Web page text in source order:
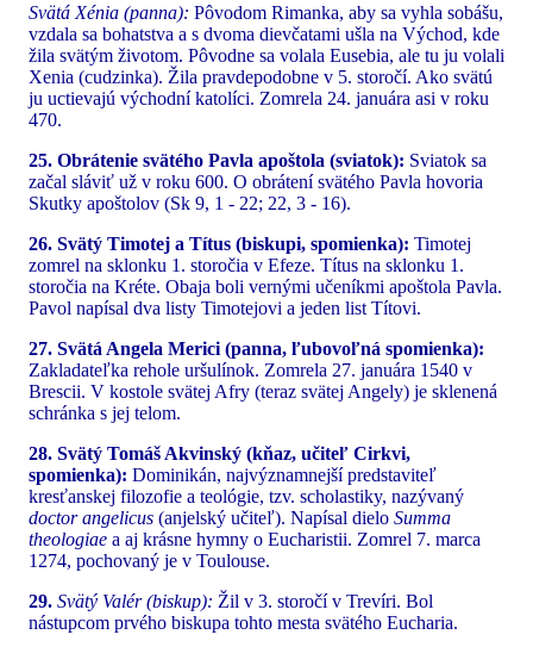
Svätá Xénia (panna): Pôvodom Rimanka, aby sa vyhla sobášu,
vzdala sa bohatstva a s dvoma dievčatami ušla na Východ, kde
žila svätým životom. Pôvodne sa volala Eusebia, ale tu ju volali
Xenia (cudzinka). Žila pravdepodobne v 5. storočí. Ako svätú
ju uctievajú východní katolíci. Zomrela 24. januára asi v roku
470.
25. Obrátenie svätého Pavla apoštola (sviatok): Sviatok sa
začal sláviť už v roku 600. O obrátení svätého Pavla hovoria
Skutky apoštolov (Sk 9, 1 - 22; 22, 3 - 16).
26. Svätý Timotej a Títus (biskupi, spomienka): Timotej
zomrel na sklonku 1. storočia v Efeze. Títus na sklonku 1.
storočia na Kréte. Obaja boli vernými učeníkmi apoštola Pavla.
Pavol napísal dva listy Timotejovi a jeden list Títovi.
27. Svätá Angela Merici (panna, ľubovoľná spomienka):
Zakladateľka rehole uršulínok. Zomrela 27. januára 1540 v
Brescii. V kostole svätej Afry (teraz svätej Angely) je sklenená
schránka s jej telom.
28. Svätý Tomáš Akvinský (kňaz, učiteľ Cirkvi,
spomienka): Dominikán, najvýznamnejší predstaviteľ
kresťanskej filozofie a teológie, tzv. scholastiky, nazývaný
doctor angelicus (anjelský učiteľ). Napísal dielo Summa
theologiae a aj krásne hymny o Eucharistii. Zomrel 7. marca
1274, pochovaný je v Toulouse.
29. Svätý Valér (biskup): Žil v 3. storočí v Trevíri. Bol
nástupcom prvého biskupa tohto mesta svätého Eucharia.